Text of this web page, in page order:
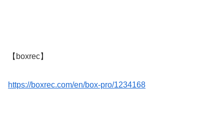
【boxrec】
https://boxrec.com/en/box-pro/1234168